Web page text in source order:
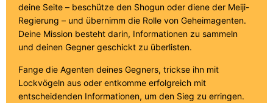
deine Seite – beschütze den Shogun oder diene der Meiji-
Regierung – und übernimm die Rolle von Geheimagenten.
Deine Mission besteht darin, Informationen zu sammeln
und deinen Gegner geschickt zu überlisten.
Fange die Agenten deines Gegners, trickse ihn mit
Lockvögeln aus oder entkomme erfolgreich mit
entscheidenden Informationen, um den Sieg zu erringen.